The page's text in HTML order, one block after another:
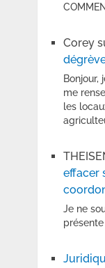
Corey
Bonjour,
me
les
effacer
Je ne